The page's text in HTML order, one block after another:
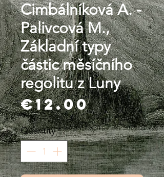
Cimbálníková A. -
Palivcová M.,
Základní typy
částic měsíčního
regolitu z Luny
€12.00Price
Quantity*